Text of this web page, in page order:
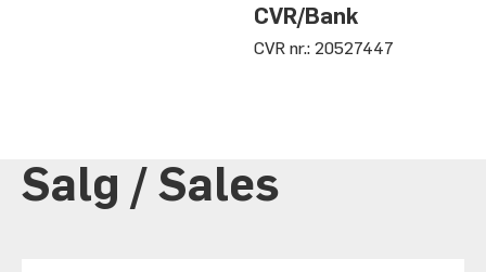
CVR/Bank
CVR nr.: 20527447
Salg / Sales